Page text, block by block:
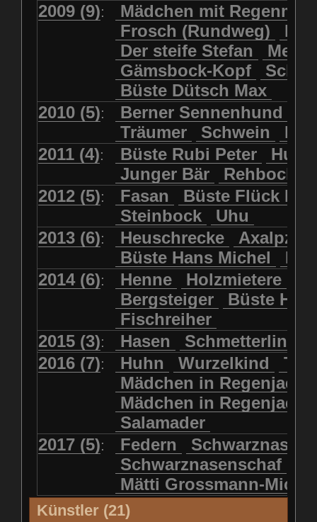
2009 (9):
Mädchen mit
Frosch (Rundweg)
Der steife Stefan
Gämsbock-Kopf
Büste Dütsch Max
2010 (5): Berner Sennenhund
Träumer
Schwein
2011 (4): Büste Rubi Peter
Junger Bär
2012 (5): Fasan
Büste Flück
Steinbock
Uhu
2013 (6): Heuschrecke
Büste Hans Michel
2014 (6): Henne Holzmietere
Bergsteiger
Büste HP
Fischreiher
2015 (3): Hasen Schmetterlinge
2016 (7): Huhn Wurzelkind
Mädchen in
Mädchen in Regenjacke
Salamader
2017 (5): Federn
Schwarznasenschaf
Mätti Grossmann-
Künstler (21)